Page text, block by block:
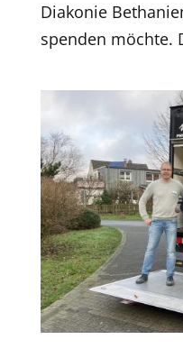
Diakonie
spenden möchte.